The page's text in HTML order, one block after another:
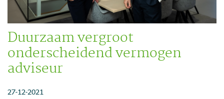
Duurzaam vergroot
onderscheidend vermogen
adviseur
27-12-2021